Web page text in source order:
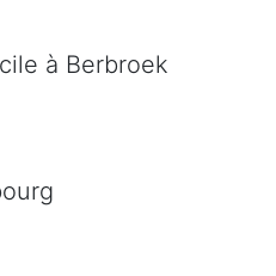
à Berbroek